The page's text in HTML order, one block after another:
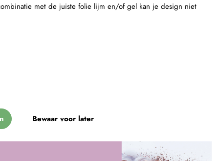
Bewaar voor later
met de juiste folie lijm en/of gel kan je design niet